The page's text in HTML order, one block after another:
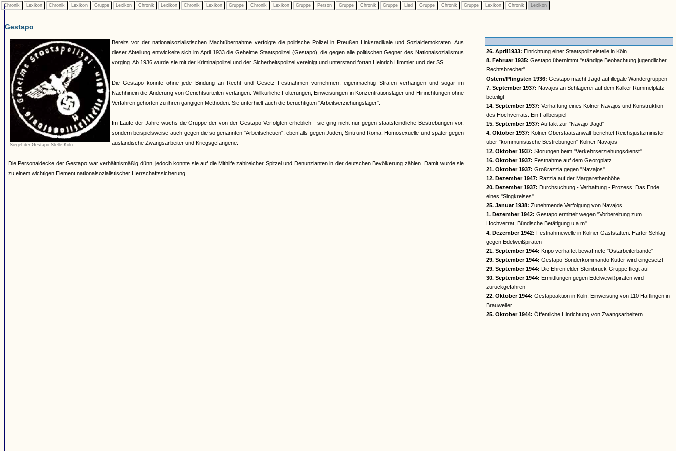
Chronik Lexikon Chronik Lexikon Gruppe Lexikon Chronik Lexikon Chronik Lexikon Gruppe Chronik Lexikon Gruppe Person Gruppe Chronik Gruppe Lied Gruppe Chronik Gruppe Lexikon Chronik Lexikon
Gestapo
Siegel der Gestapo-Stelle Köln
Bereits vor der nationalsozialistischen Machtübernahme verfolgte die politische Polizei in Preußen Linksradikale und Sozialdemokraten. Aus
dieser Abteilung entwickelte sich im April 1933 die Geheime Staatspolizei (Gestapo), die gegen alle politischen Gegner des Nationalsozialismus
vorging. Ab 1936 wurde sie mit der Kriminalpolizei und der Sicherheitspolizei vereinigt und unterstand fortan Heinrich Himmler und der SS.
Die Gestapo konnte ohne jede Bindung an Recht und Gesetz Festnahmen vornehmen, eigenmächtig Strafen verhängen und sogar im
Nachhinein die Änderung von Gerichtsurteilen verlangen. Willkürliche Folterungen, Einweisungen in Konzentrationslager und Hinrichtungen ohne
Verfahren gehörten zu ihren gängigen Methoden. Sie unterhielt auch die berüchtigten "Arbeitserziehungslager".
Im Laufe der Jahre wuchs die Gruppe der von der Gestapo Verfolgten erheblich - sie ging nicht nur gegen staatsfeindliche Bestrebungen vor,
sondern beispielsweise auch gegen die so genannten "Arbeitscheuen", ebenfalls gegen Juden, Sinti und Roma, Homosexuelle und später gegen
ausländische Zwangsarbeiter und Kriegsgefangene.
Die Personaldecke der Gestapo war verhältnismäßig dünn, jedoch konnte sie auf die Mithilfe zahlreicher Spitzel und Denunzianten in der deutschen Bevölkerung zählen. Damit wurde sie
zu einem wichtigen Element nationalsozialistischer Herrschaftssicherung.
26. April1933: Einrichtung einer Staatspolizeistelle in Köln
8. Februar 1935: Gestapo übernimmt "ständige Beobachtung jugendlicher
Rechtsbrecher"
Ostern/Pfingsten 1936: Gestapo macht Jagd auf illegale Wandergruppen
7. September 1937: Navajos an Schlägerei auf dem Kalker Rummelplatz
beteiligt
14. September 1937: Verhaftung eines Kölner Navajos und Konstruktion
des Hochverrats: Ein Fallbeispiel
15. September 1937: Auftakt zur "Navajo-Jagd"
4. Oktober 1937: Kölner Oberstaatsanwalt berichtet Reichsjustizminister
über "kommunistische Bestrebungen" Kölner Navajos
12. Oktober 1937: Störungen beim "Verkehrserziehungsdienst"
16. Oktober 1937: Festnahme auf dem Georgplatz
21. Oktober 1937: Großrazzia gegen "Navajos"
12. Dezember 1947: Razzia auf der Margarethenhöhe
20. Dezember 1937: Durchsuchung - Verhaftung - Prozess: Das Ende
eines "Singkreises"
25. Januar 1938: Zunehmende Verfolgung von Navajos
1. Dezember 1942: Gestapo ermittelt wegen "Vorbereitung zum
Hochverrat, Bündische Betätigung u.a.m"
4. Dezember 1942: Festnahmewelle in Kölner Gaststätten: Harter Schlag
gegen Edelweißpiraten
21. September 1944: Kripo verhaftet bewaffnete "Ostarbeiterbande"
29. September 1944: Gestapo-Sonderkommando Kütter wird eingesetzt
29. September 1944: Die Ehrenfelder Steinbrück-Gruppe fliegt auf
30. September 1944: Ermittlungen gegen Edelwewißpiraten wird
zurückgefahren
22. Oktober 1944: Gestapoaktion in Köln: Einweisung von 110 Häftlingen in
Brauweiler
25. Oktober 1944: Öffentliche Hinrichtung von Zwangsarbeitern